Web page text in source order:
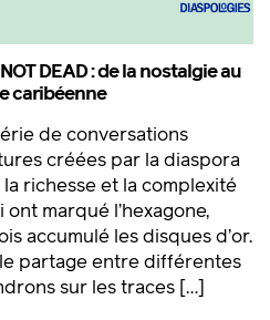
DEAD : de la nostalgie au
caribéenne
de conversations
créées par la diaspora
richesse et la complexité
marqué l’hexagone,
accumulé les disques d’or.
partage entre différentes
sur les traces […]